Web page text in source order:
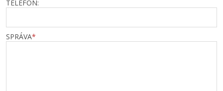
TELEFÓN:
SPRÁVA*